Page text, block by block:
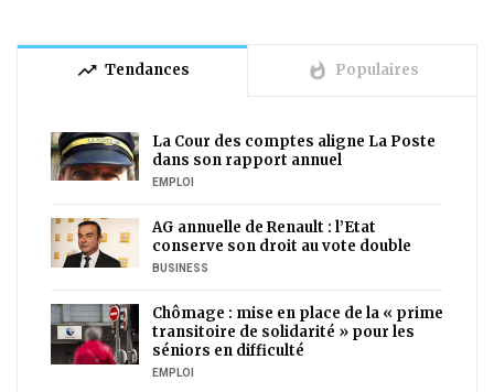
trending_up Tendances whatshot Populaires
La Cour des comptes aligne La Poste
dans son rapport annuel
EMPLOI
AG annuelle de Renault : l’Etat
conserve son droit au vote double
BUSINESS
Chômage : mise en place de la « prime
transitoire de solidarité » pour les
séniors en difficulté
EMPLOI